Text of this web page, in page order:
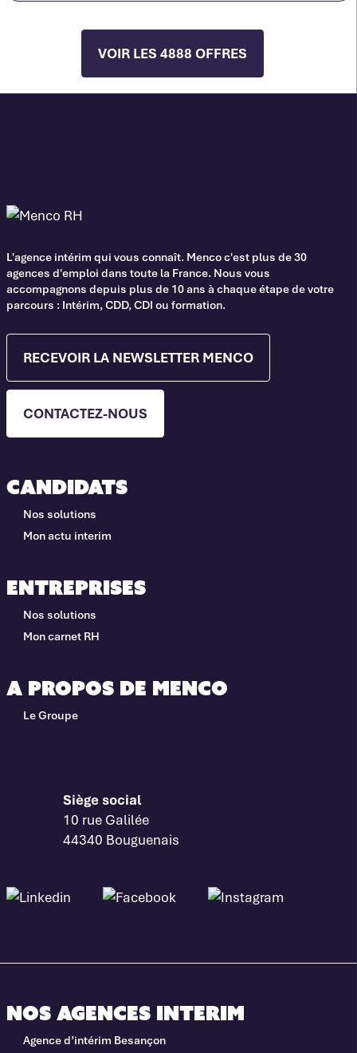
VOIR LES 4888 OFFRES
L'agence intérim qui vous connaît. Menco c'est plus de 30
agences d'emploi dans toute la France. Nous vous
accompagnons depuis plus de 10 ans à chaque étape de votre
parcours : Intérim, CDD, CDI ou formation.
RECEVOIR LA NEWSLETTER MENCO
CONTACTEZ-NOUS
Candidats
Nos solutions
Mon actu interim
Entreprises
Nos solutions
Mon carnet RH
A propos de Menco
Le Groupe
Siège social
10 rue Galilée
44340 Bouguenais
Nos agences interim
Agence d’intérim Besançon